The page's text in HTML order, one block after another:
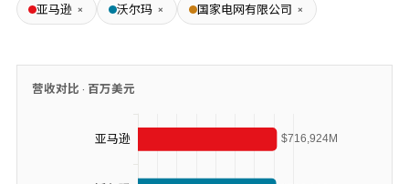
亚马逊 × 沃尔玛 × 国家电网有限公司 ×
营收对比 · 百万美元